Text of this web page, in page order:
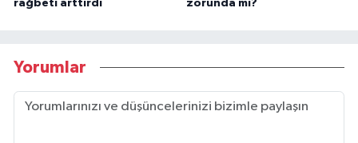
rağbeti arttırdı
zorunda mı?
Yorumlar